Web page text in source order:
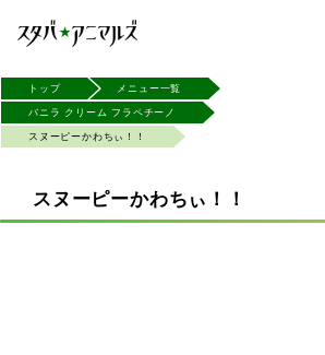
トップ メニュー一覧
バニラ クリーム フラペチーノ
スヌーピーかわちぃ！！
スヌーピーかわちぃ！！